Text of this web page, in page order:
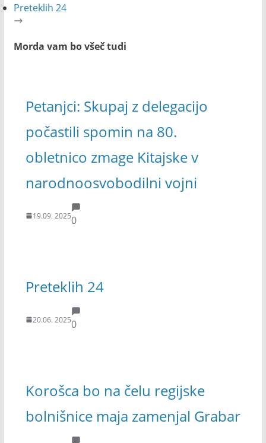
Preteklih 24
Morda vam bo všeč tudi
Petanjci: Skupaj z delegacijo
počastili spomin na 80.
obletnico zmage Kitajske v
narodnoosvobodilni vojni
19.09. 20250
Preteklih 24
20.06. 20250
Korošca bo na čelu regijske
bolnišnice maja zamenjal Grabar